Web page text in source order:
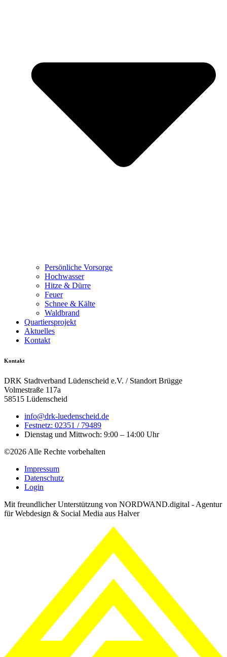
Persönliche Vorsorge
Hochwasser
Hitze & Dürre
Feuer
Schnee & Kälte
Waldbrand
Quartiersprojekt
Aktuelles
Kontakt
Kontakt
DRK Stadtverband Lüdenscheid e.V. / Standort Brügge
Volmestraße 117a
58515 Lüdenscheid
info@drk-luedenscheid.de
Festnetz: 02351 / 79489
Dienstag und Mittwoch: 9:00 – 14:00 Uhr
©2026 Alle Rechte vorbehalten
Impressum
Datenschutz
Login
Mit freundlicher Unterstützung von NORDWAND.digital - Agentur
für Webdesign & Social Media aus Halver